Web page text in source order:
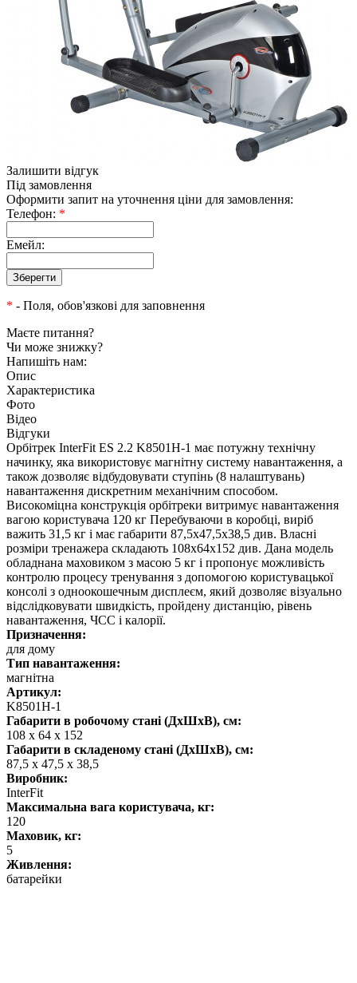
Залишити відгук
Під замовлення
Оформити запит на уточнення ціни для замовлення:
Телефон: *
Емейл:
* - Поля, обов'язкові для заповнення
Маєте питання?
Чи може знижку?
Напишіть нам:
Опис
Характеристика
Фото
Відео
Відгуки
Орбітрек InterFit ES 2.2 K8501H-1 має потужну технічну
начинку, яка використовує магнітну систему навантаження, а
також дозволяє відбудовувати ступінь (8 налаштувань)
навантаження дискретним механічним способом.
Високоміцна конструкція орбітреки витримує навантаження
вагою користувача 120 кг Перебуваючи в коробці, виріб
важить 31,5 кг і має габарити 87,5х47,5х38,5 див. Власні
розміри тренажера складають 108х64х152 див. Дана модель
обладнана маховиком з масою 5 кг і пропонує можливість
контролю процесу тренування з допомогою користувацької
консолі з одноокошечным дисплеєм, який дозволяє візуально
відслідковувати швидкість, пройдену дистанцію, рівень
навантаження, ЧСС і калорії.
Призначення:
для дому
Тип навантаження:
магнітна
Артикул:
K8501H-1
Габарити в робочому стані (ДхШхВ), см:
108 х 64 х 152
Габарити в складеному стані (ДхШхВ), см:
87,5 х 47,5 х 38,5
Виробник:
InterFit
Максимальна вага користувача, кг:
120
Маховик, кг:
5
Живлення:
батарейки